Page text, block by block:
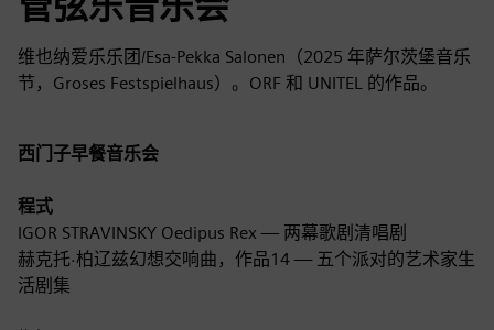
维也纳爱乐乐团/Esa-Pekka Salonen（2025 年萨尔茨堡音乐
节，Groses Festspielhaus）。ORF 和 UNITEL 的作品。
西门子早餐音乐会
程式
IGOR STRAVINSKY Oedipus Rex — 两幕歌剧清唱剧
赫克托·柏辽兹幻想交响曲，作品14 — 五个派对的艺术家生
活剧集